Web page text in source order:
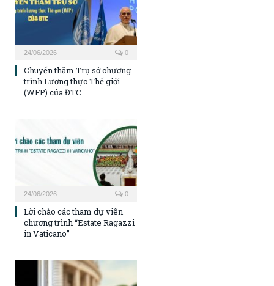
24/06/2026 0
Chuyến thăm Trụ sở chương
trình Lương thực Thế giới
(WFP) của ĐTC
24/06/2026 0
Lời chào các tham dự viên
chương trình “Estate Ragazzi
in Vaticano”